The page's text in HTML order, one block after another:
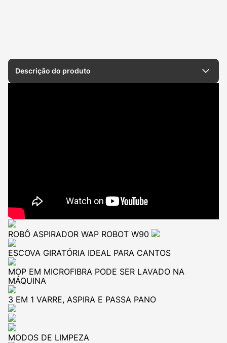
Descrição do produto
ROBÔ ASPIRADOR WAP ROBOT W90
ESCOVA GIRATÓRIA IDEAL PARA CANTOS
MOP EM MICROFIBRA PODE SER LAVADO NA
MÁQUINA
3 EM 1 VARRE, ASPIRA E PASSA PANO
MODOS DE LIMPEZA